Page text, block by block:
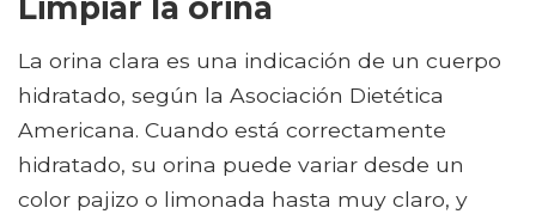
Limpiar la orina
La orina clara es una indicación de un cuerpo
hidratado, según la Asociación Dietética
Americana. Cuando está correctamente
hidratado, su orina puede variar desde un
color pajizo o limonada hasta muy claro, y